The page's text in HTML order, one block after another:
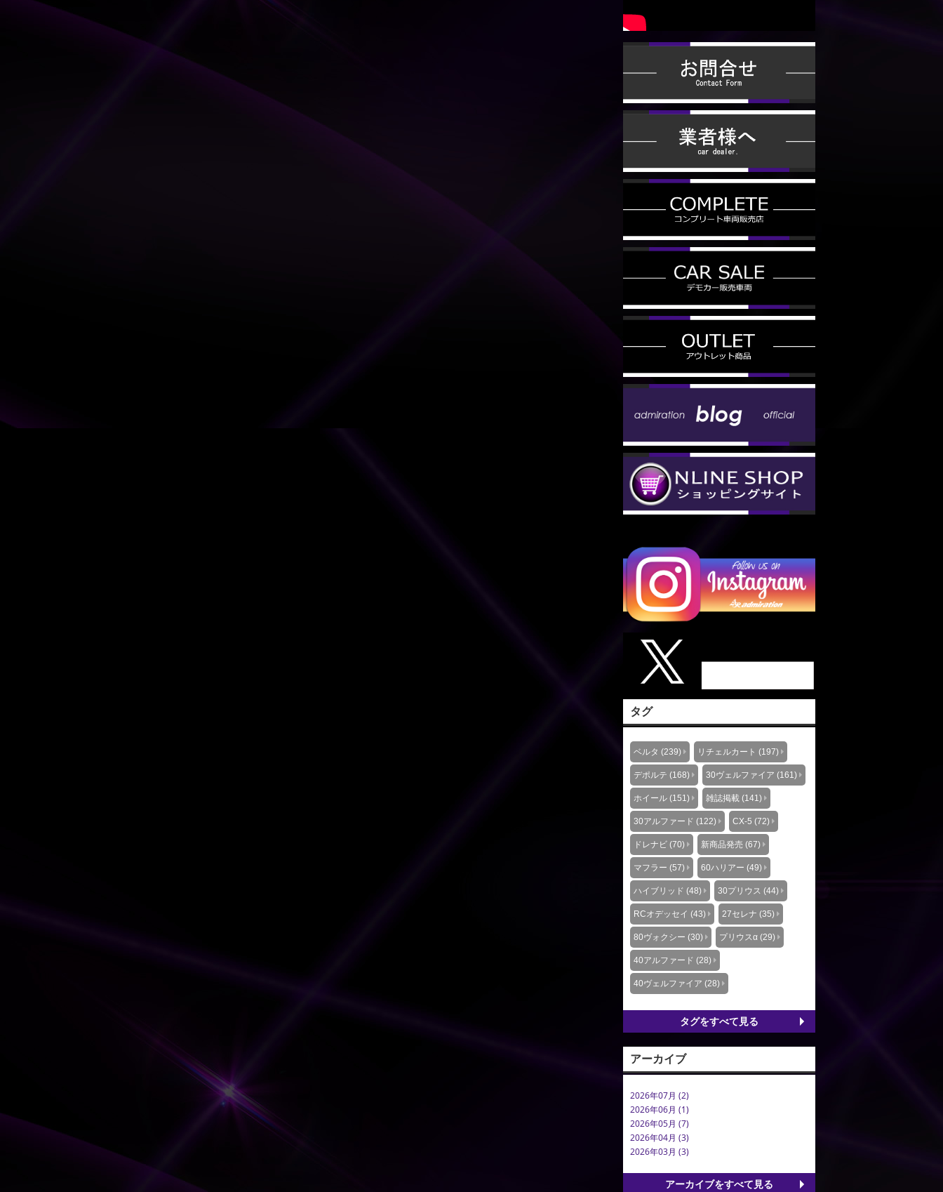
タグ
ベルタ (239) リチェルカート (197)
デポルテ (168) 30ヴェルファイア (161)
ホイール (151) 雑誌掲載 (141)
30アルファード (122) CX-5 (72)
ドレナビ (70) 新商品発売 (67)
マフラー (57) 60ハリアー (49)
ハイブリッド (48) 30プリウス (44)
RCオデッセイ (43) 27セレナ (35)
80ヴォクシー (30) プリウスα (29)
40アルファード (28)
40ヴェルファイア (28)
タグをすべて見る
アーカイブ
2026年07月 (2)
2026年06月 (1)
2026年05月 (7)
2026年04月 (3)
2026年03月 (3)
アーカイブをすべて見る